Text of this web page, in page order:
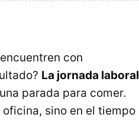
con
La jornada laboral
parada para comer.
sino en el tiempo